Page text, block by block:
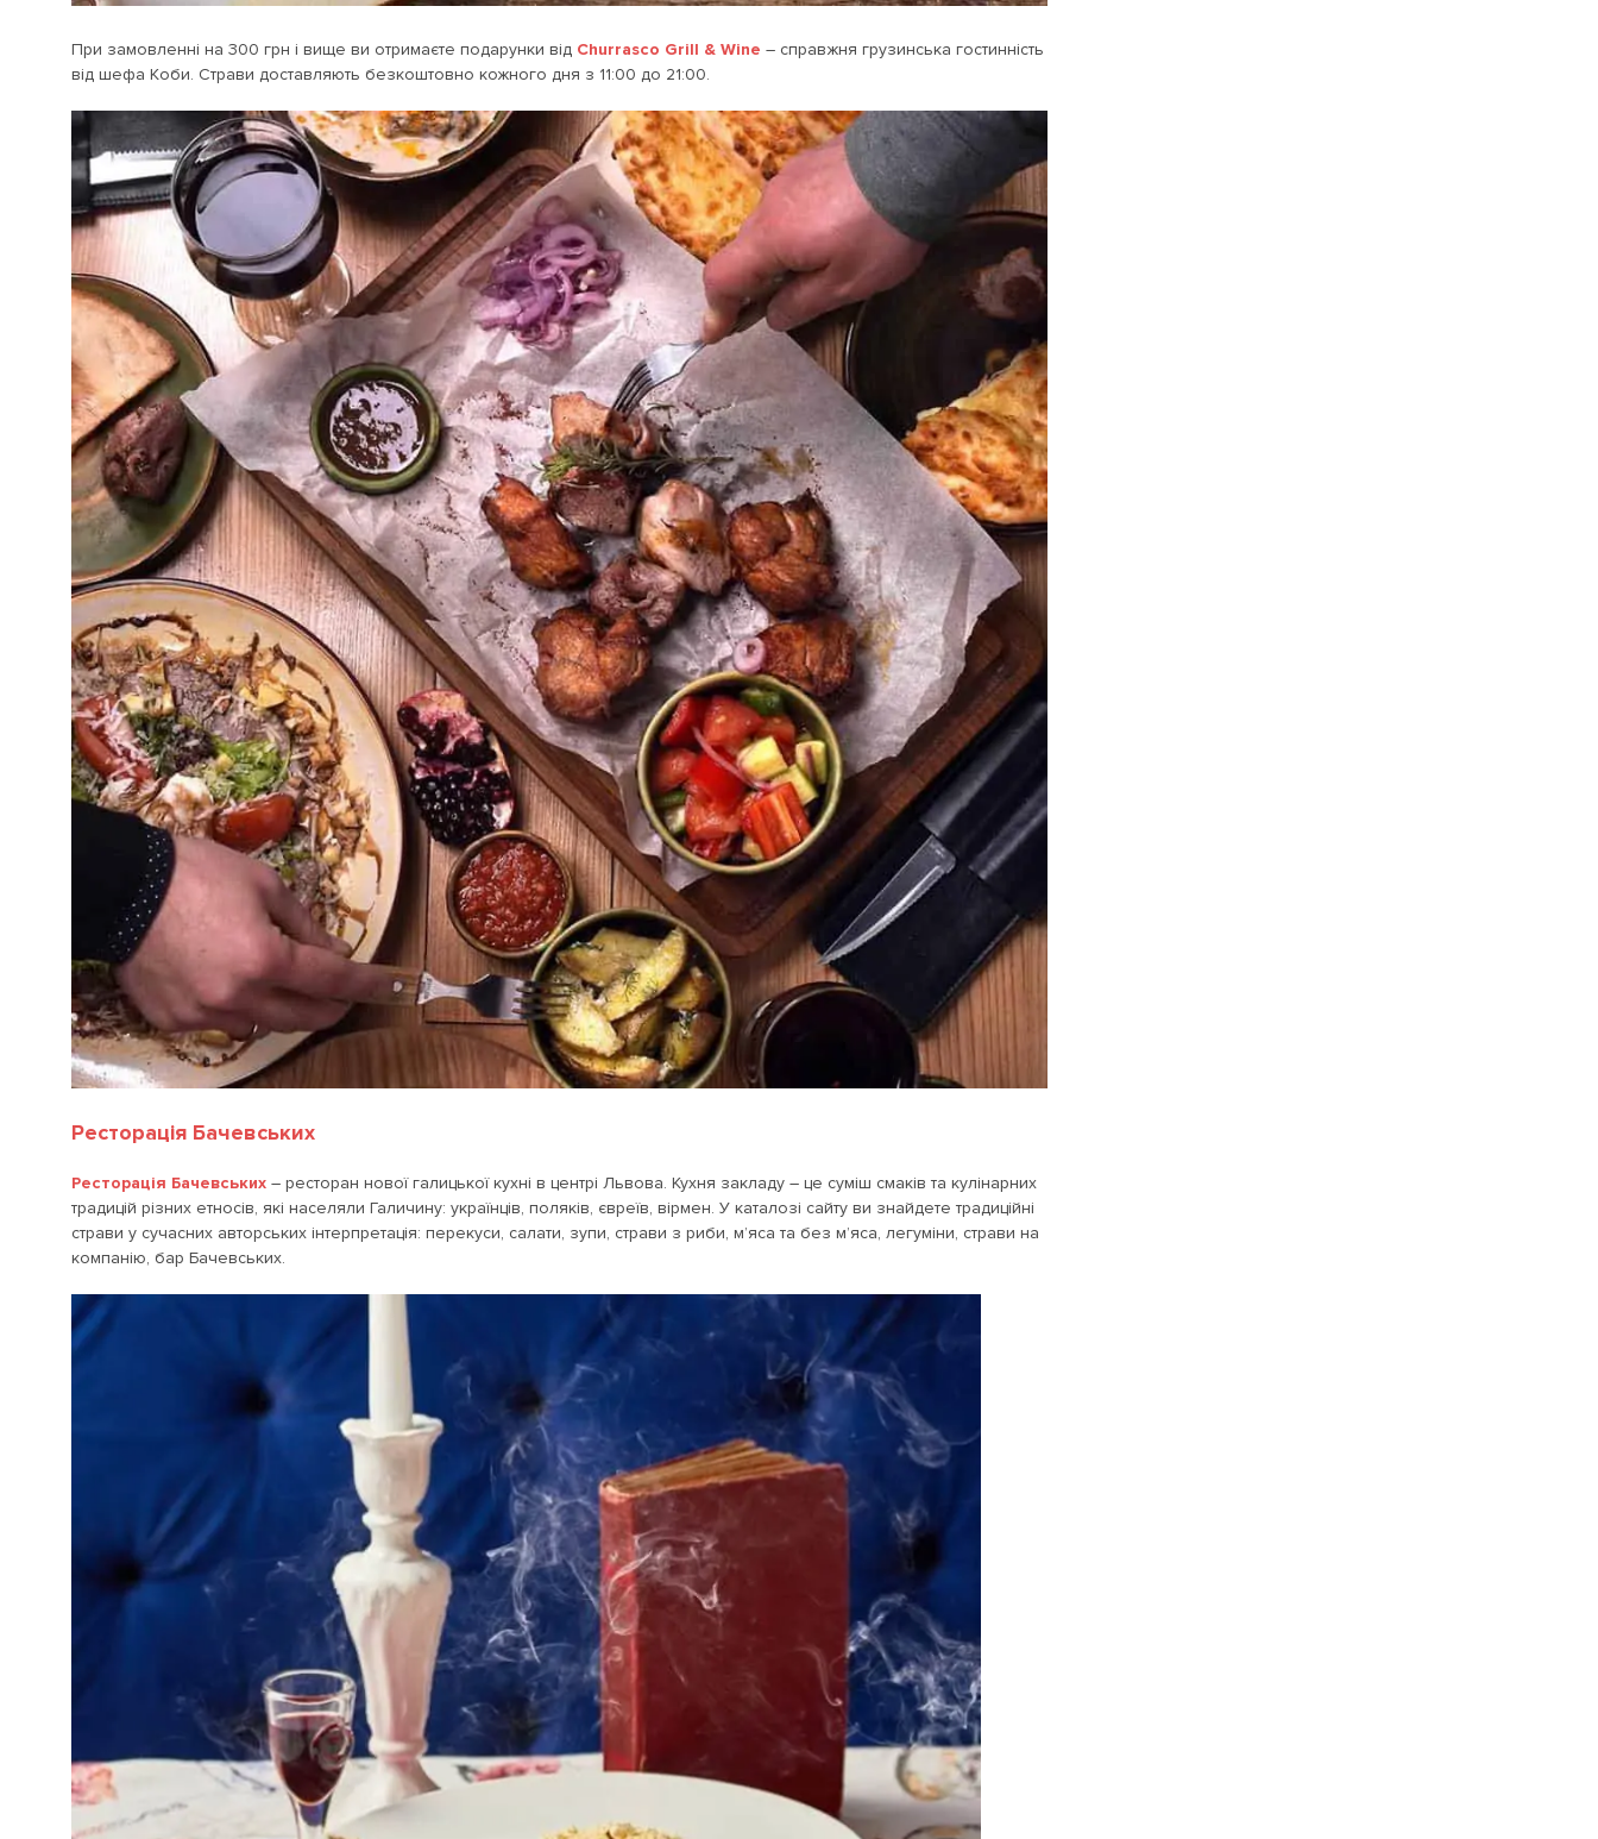
При замовленні на 300 грн і вище ви отримаєте подарунки від Churrasco Grill & Wine – справжня грузинська гостинність
від шефа Коби. Страви доставляють безкоштовно кожного дня з 11:00 до 21:00.
Ресторація Бачевських
Ресторація Бачевських – ресторан нової галицької кухні в центрі Львова. Кухня закладу – це суміш смаків та кулінарних
традицій різних етносів, які населяли Галичину: українців, поляків, євреїв, вірмен. У каталозі сайту ви знайдете традиційні
страви у сучасних авторських інтерпретація: перекуси, салати, зупи, страви з риби, м’яса та без м’яса, легуміни, страви на
компанію, бар Бачевських.